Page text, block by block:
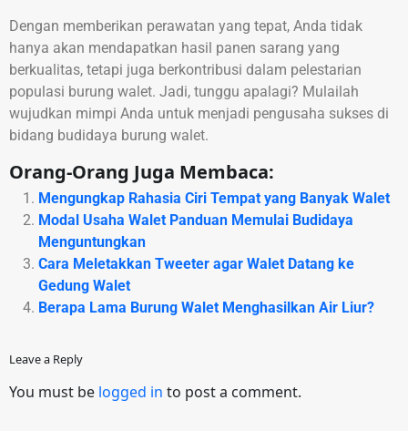
Dengan memberikan perawatan yang tepat, Anda tidak
hanya akan mendapatkan hasil panen sarang yang
berkualitas, tetapi juga berkontribusi dalam pelestarian
populasi burung walet. Jadi, tunggu apalagi? Mulailah
wujudkan mimpi Anda untuk menjadi pengusaha sukses di
bidang budidaya burung walet.
Orang-Orang Juga Membaca:
Mengungkap Rahasia Ciri Tempat yang Banyak Walet
Modal Usaha Walet Panduan Memulai Budidaya
Menguntungkan
Cara Meletakkan Tweeter agar Walet Datang ke
Gedung Walet
Berapa Lama Burung Walet Menghasilkan Air Liur?
Leave a Reply
You must be logged in to post a comment.